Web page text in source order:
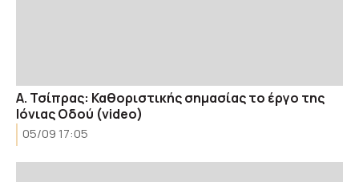
Α. Τσίπρας: Καθοριστικής σημασίας το έργο της
Ιόνιας Oδού (video)
05/09 17:05